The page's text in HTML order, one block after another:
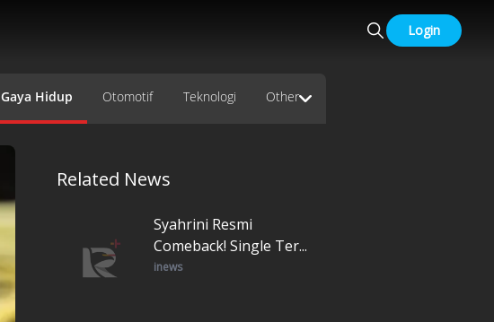
Login
Gaya Hidup Otomotif Teknologi Other
Related News
Syahrini Resmi
Comeback! Single Ter...
inews